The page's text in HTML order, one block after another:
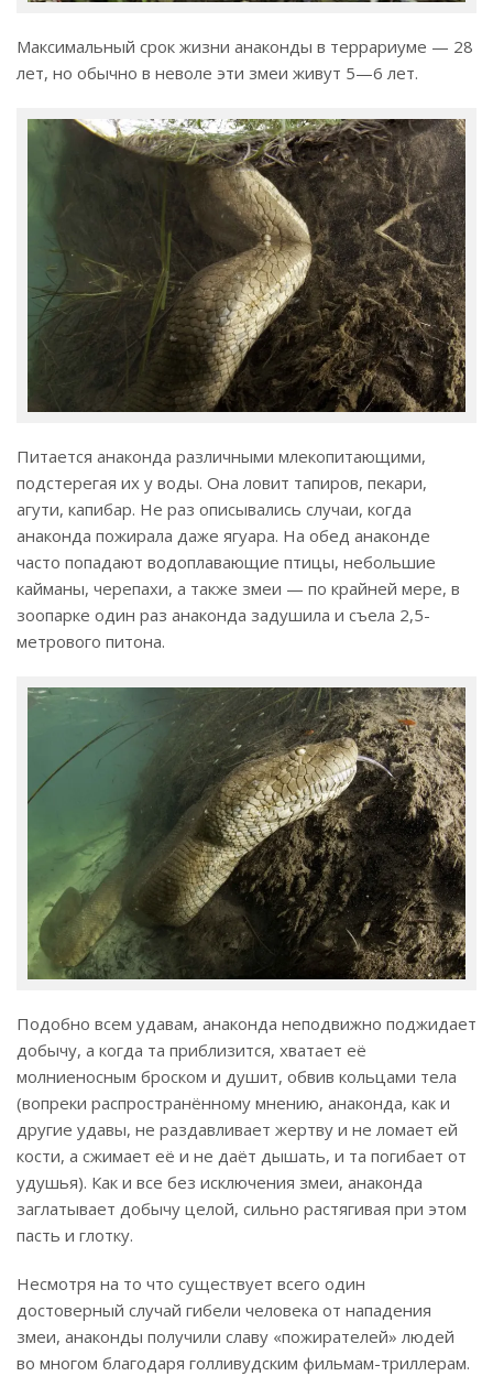
Максимальный срок жизни анаконды в террариуме — 28
лет, но обычно в неволе эти змеи живут 5—6 лет.
Питается анаконда различными млекопитающими,
подстерегая их у воды. Она ловит тапиров, пекари,
агути, капибар. Не раз описывались случаи, когда
анаконда пожирала даже ягуара. На обед анаконде
часто попадают водоплавающие птицы, небольшие
кайманы, черепахи, а также змеи — по крайней мере, в
зоопарке один раз анаконда задушила и съела 2,5-
метрового питона.
Подобно всем удавам, анаконда неподвижно поджидает
добычу, а когда та приблизится, хватает её
молниеносным броском и душит, обвив кольцами тела
(вопреки распространённому мнению, анаконда, как и
другие удавы, не раздавливает жертву и не ломает ей
кости, а сжимает её и не даёт дышать, и та погибает от
удушья). Как и все без исключения змеи, анаконда
заглатывает добычу целой, сильно растягивая при этом
пасть и глотку.
Несмотря на то что существует всего один
достоверный случай гибели человека от нападения
змеи, анаконды получили славу «пожирателей» людей
во многом благодаря голливудским фильмам-триллерам.